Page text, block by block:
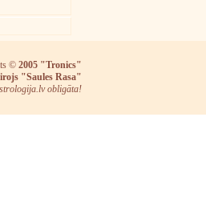
© 2005 "Tronics"
"Saules Rasa"
obligāta!